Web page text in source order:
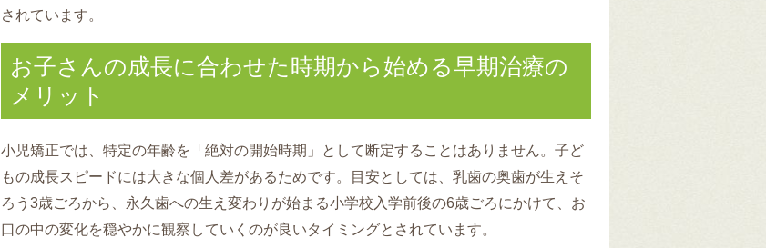
されています。
お子さんの成長に合わせた時期から始める早期治療の
メリット
小児矯正では、特定の年齢を「絶対の開始時期」として断定することはありません。子ど
もの成長スピードには大きな個人差があるためです。目安としては、乳歯の奥歯が生えそ
ろう3歳ごろから、永久歯への生え変わりが始まる小学校入学前後の6歳ごろにかけて、お
口の中の変化を穏やかに観察していくのが良いタイミングとされています。